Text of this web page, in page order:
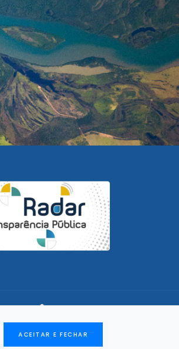
ACEITAR E FECHAR